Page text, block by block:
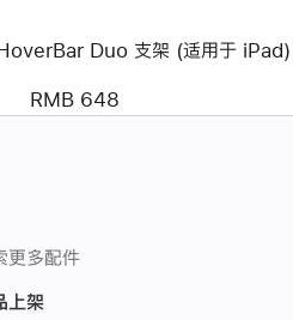
于
Duo 支架 (适用于 iPad)
RMB 648
更多配件
上架